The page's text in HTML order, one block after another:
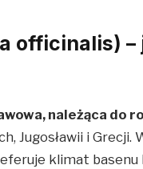
officinalis)
należąca do
Jugosławii i Grecji.
klimat basenu